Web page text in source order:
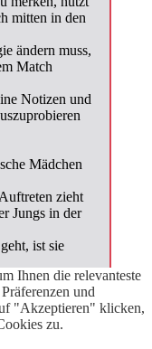
mitten in den
ändern muss,
Match
Notizen und
Mädchen
zieht
Jungs in der
ist sie
Tennisclub ist.
Ihnen die relevanteste
und
"Akzeptieren" klicken,
zu.